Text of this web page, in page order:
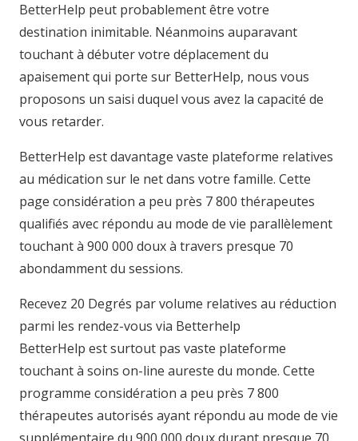
BetterHelp peut probablement être votre
destination inimitable. Néanmoins auparavant
touchant à débuter votre déplacement du
apaisement qui porte sur BetterHelp, nous vous
proposons un saisi duquel vous avez la capacité de
vous retarder.
BetterHelp est davantage vaste plateforme relatives
au médication sur le net dans votre famille. Cette
page considération a peu près 7 800 thérapeutes
qualifiés avec répondu au mode de vie parallèlement
touchant à 900 000 doux à travers presque 70
abondamment du sessions.
Recevez 20 Degrés par volume relatives au réduction
parmi les rendez-vous via Betterhelp
BetterHelp est surtout pas vaste plateforme
touchant à soins on-line aureste du monde. Cette
programme considération a peu près 7 800
thérapeutes autorisés ayant répondu au mode de vie